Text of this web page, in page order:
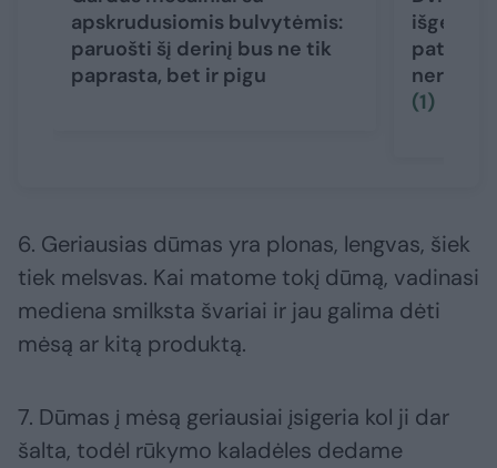
apskrudusiomis bulvytėmis:
paruošti šį derinį bus ne tik
paprasta, bet ir pigu
(1)
6. Geriausias dūmas yra plonas, lengvas, šiek
tiek melsvas. Kai matome tokį dūmą, vadinasi
mediena smilksta švariai ir jau galima dėti
mėsą ar kitą produktą.
7. Dūmas į mėsą geriausiai įsigeria kol ji dar
šalta, todėl rūkymo kaladėles dedame